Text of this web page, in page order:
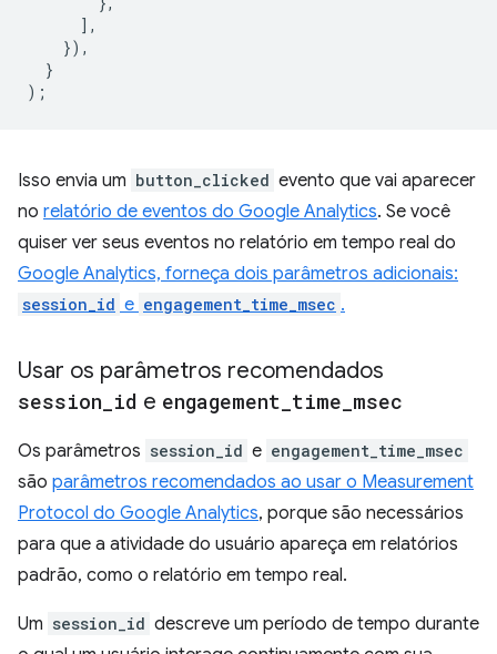
],
}),
}
);
Isso envia um button_clicked evento que vai aparecer
no relatório de eventos do Google Analytics. Se você
quiser ver seus eventos no relatório em tempo real do
Google Analytics, forneça dois parâmetros adicionais:
session_id e engagement_time_msec .
Usar os parâmetros recomendados
session id e engagement time msec
Os parâmetros session_id e engagement_time_msec
são parâmetros recomendados ao usar o Measurement
Protocol do Google Analytics, porque são necessários
para que a atividade do usuário apareça em relatórios
padrão, como o relatório em tempo real.
Um session_id descreve um período de tempo durante